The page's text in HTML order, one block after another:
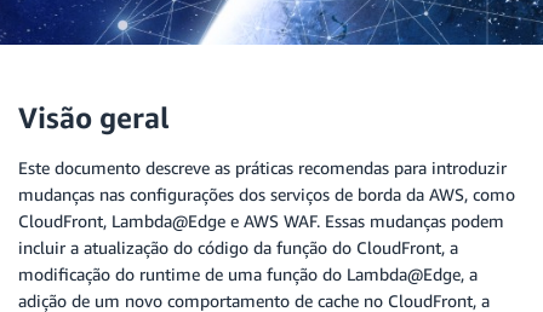
Visão geral
Este documento descreve as práticas recomendas para introduzir
mudanças nas configurações dos serviços de borda da AWS, como
CloudFront, Lambda@Edge e AWS WAF. Essas mudanças podem
incluir a atualização do código da função do CloudFront, a
modificação do runtime de uma função do Lambda@Edge, a
adição de um novo comportamento de cache no CloudFront, a